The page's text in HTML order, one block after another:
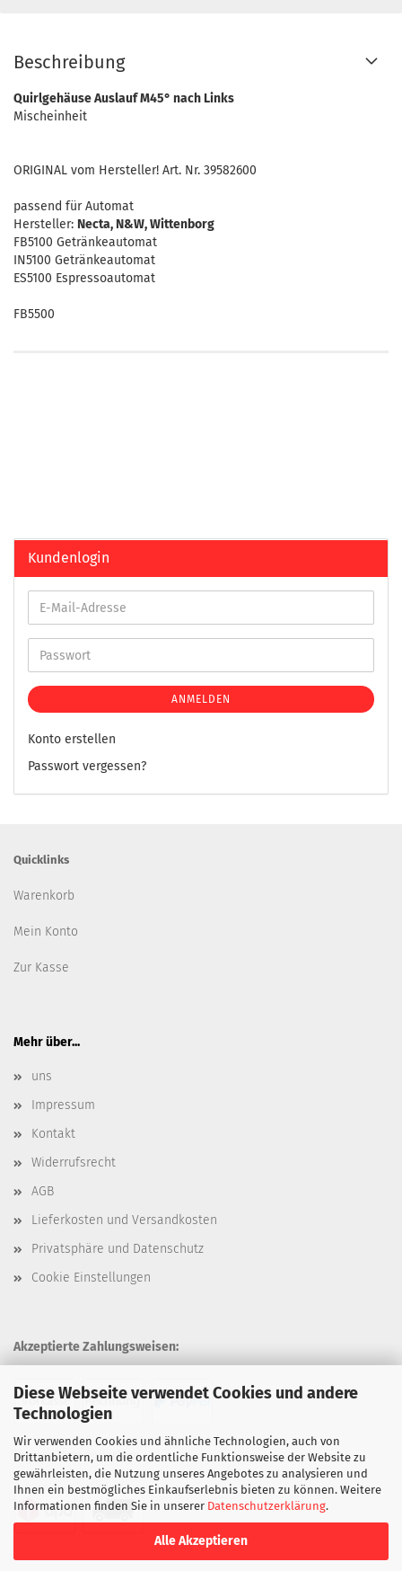
Diese Webseite verwendet Cookies und andere
Technologien
Wir verwenden Cookies und ähnliche Technologien, auch von
Drittanbietern, um die ordentliche Funktionsweise der Website zu
gewährleisten, die Nutzung unseres Angebotes zu analysieren und
Ihnen ein bestmögliches Einkaufserlebnis bieten zu können. Weitere
Informationen finden Sie in unserer Datenschutzerklärung.
Alle Akzeptieren
Beschreibung
Quirlgehäuse Auslauf M45° nach Links
Mischeinheit
ORIGINAL vom Hersteller! Art. Nr. 39582600
passend für Automat
Hersteller: Necta, N&W, Wittenborg
FB5100 Getränkeautomat
IN5100 Getränkeautomat
ES5100 Espressoautomat
FB5500
Kundenlogin
ANMELDEN
Konto erstellen
Passwort vergessen?
Quicklinks
Warenkorb
Mein Konto
Zur Kasse
Mehr über...
uns
Impressum
Kontakt
Widerrufsrecht
AGB
Lieferkosten und Versandkosten
Privatsphäre und Datenschutz
Cookie Einstellungen
Akzeptierte Zahlungsweisen:
Unsere Versandarten: